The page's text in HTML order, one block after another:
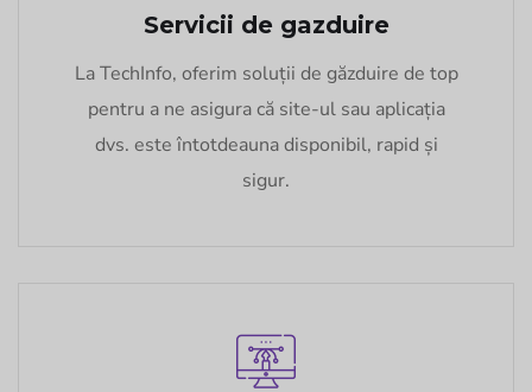
Servicii de gazduire
La TechInfo, oferim soluții de găzduire de top
pentru a ne asigura că site-ul sau aplicația
dvs. este întotdeauna disponibil, rapid și
sigur.